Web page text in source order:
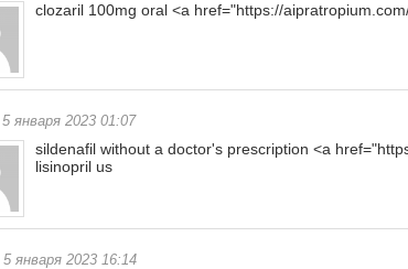
clozaril 100mg oral <a href="https://
5 января 2023 01:07
sildenafil without a doctor's prescription <a
lisinopril us
5 января 2023 16:14